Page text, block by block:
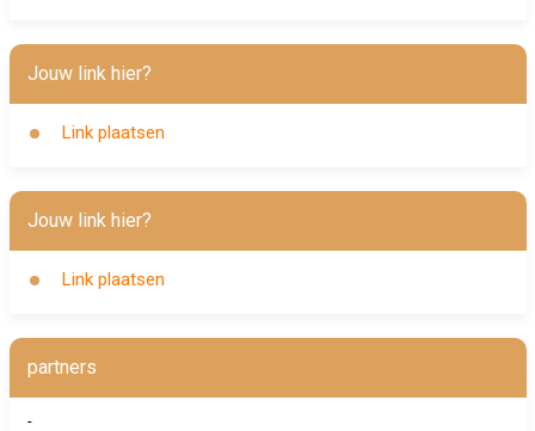
Jouw link hier?
Link plaatsen
Jouw link hier?
Link plaatsen
partners
-